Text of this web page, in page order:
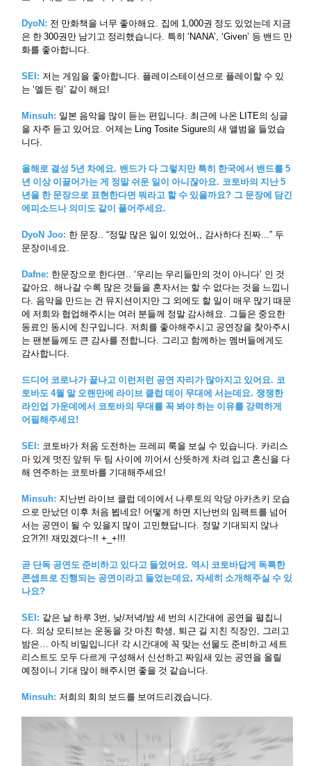
DyoN: 전 만화책을 너무 좋아해요. 집에 1,000권 정도 있었는데 지금
은 한300권만 남기고 정리했습니다. 특히‘NANA’, ‘Given’ 등 밴드 만
화를 좋아합니다.
SEI: 저는 게임을 좋아합니다. 플레이스테이션으로 플레이할 수 있
는‘엘든 링’ 같이 해요!
Minsuh: 일본 음악을 많이 듣는 편입니다. 최근에 나온 LITE의 싱글
을 자주 듣고 있어요. 어제는 Ling Tosite Sigure의 새 앨범을 들었습
니다.
올해로 결성5년 차에요. 밴드가 다 그렇지만 특히 한국에서 밴드를5
년 이상 이끌어가는 게 정말 쉬운 일이 아니잖아요. 코토바의 지난5
년을 한 문장으로 표현한다면 뭐라고 할 수 있을까요? 그 문장에 담긴
에피소드나 의미도 같이 풀어주세요.
DyoN Joo: 한 문장.. “정말 많은 일이 있었어 ,, 감사하다 진짜...” 두
문장이네요.
Dafne: 한문장으로 한다면 .. ‘우리는 우리들만의 것이 아니다’ 인 것
같아요.해나갈 수록 많은 것들을 혼자서는 할 수 없다는 것을 느낍니
다. 음악을 만드는 건 뮤지션이지만 그 외에도 할 일이 매우 많기 때문
에 저희와 협업해주시는 여러 분들께 정말 감사해요. 그들은 중요한
동료인 동시에 친구입니다. 저희를 좋아해주시고 공연장을 찾아주시
는 팬분들께도 큰 감사를 전합니다. 그리고 함께하는 멤버들에게도
감사합니다.
드디어 코로나가 끝나고 이런저런 공연 자리가 많아지고 있어요. 코
토바도4월 말 오랜만에 라이브 클럽 데이 무대에 서는데요.쟁쟁한
라인업 가운데에서 코토바의 무대를 꼭 봐야 하는 이유를 강력하게
어필해주세요!
SEI: 코토바가 처음 도전하는 프레피 룩을 보실 수 있습니다. 카리스
마 있게 멋진 앞뒤 두 팀 사이에 끼어서 산뜻하게 차려 입고 혼신을 다
해 연주하는 코토바를 기대해주세요!
Minsuh: 지난번 라이브 클럽 데이에서 나루토의 악당 아카츠키 모습
으로 만났던 이후 처음 뵙네요! 어떻게 하면 지난번의 임팩트를 넘어
서는 공연이 될 수 있을지 많이 고민했답니다. 정말 기대되지 않나
요?!?!!재밌겠다~!! +_+!!!
곧 단독 공연도 준비하고 있다고 들었어요. 역시 코토바답게 독특한
콘셉트로 진행되는 공연이라고 들었는데요,자세히 소개해주실 수 있
나요?
SEI: 같은 날 하루3번 , 낮/저녁/밤 세 번의 시간대에 공연을 펼칩니
다. 의상 모티브는 운동을 갓 마친 학생, 퇴근 길 지친 직장인 , 그리고
밤은… 아직 비밀입니다! 각 시간대에 꼭 맞는 선물도 준비하고 세트
리스트도 모두 다르게 구성해서 신선하고 짜임새 있는 공연을 올릴
예정이니 기대 많이 해주시면 좋을 것 같습니다.
Minsuh: 저희의 회의 보드를 보여드리겠습니다.